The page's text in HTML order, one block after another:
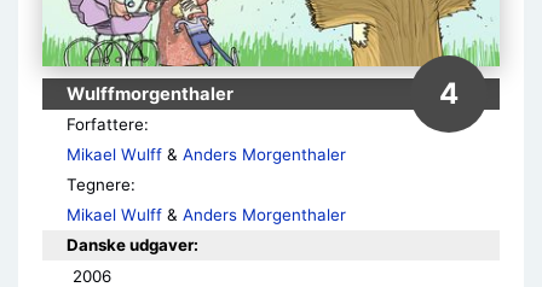
Wulffmorgenthaler 4
Forfattere:
Mikael Wulff & Anders Morgenthaler
Tegnere:
Mikael Wulff & Anders Morgenthaler
Danske udgaver:
2006